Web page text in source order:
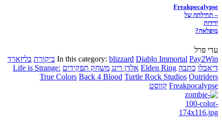
Freakpocalypse
– תחילתה של
ידידות
מופלאה?
עדי פרל
In this category: blizzard Diablo Immortal Pay2Win ביקורת בליזארד
דיאבלו כתבה Elden Ring אלדן רינג משחק תפקידים Life is Strange:
True Colors Back 4 Blood Turtle Rock Studios Outriders
Freakpocalypse קווסט